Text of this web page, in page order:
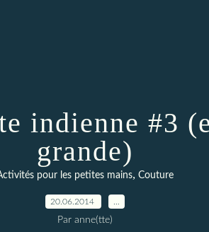
indienne #3
grande)
pour les petites mains, Couture
20.06.2014
Par anne(tte)